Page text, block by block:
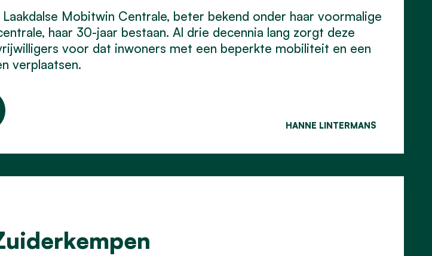
Mobitwin Centrale, beter bekend onder haar voormalige
haar 30-jaar bestaan. Al drie decennia lang zorgt deze
voor dat inwoners met een beperkte mobiliteit en een
verplaatsen.
HANNE LINTERMANS